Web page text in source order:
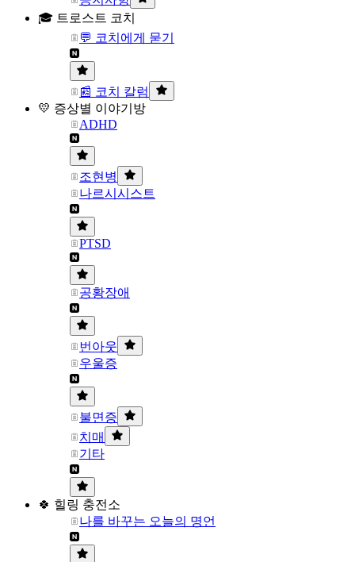
🎓 트로스트 코치
💬 코치에게 묻기
📰 코치 칼럼
💛 증상별 이야기방
ADHD
조현병
나르시시스트
PTSD
공황장애
번아웃
우울증
불면증
치매
기타
🍀 힐링 충전소
나를 바꾸는 오늘의 명언